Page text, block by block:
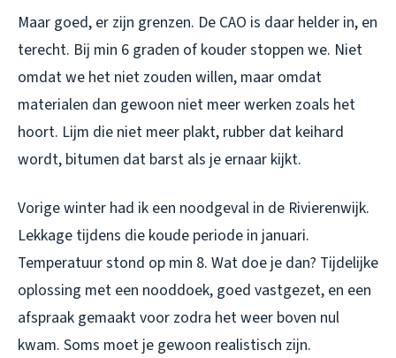
Maar goed, er zijn grenzen. De CAO is daar helder in, en
terecht. Bij min 6 graden of kouder stoppen we. Niet
omdat we het niet zouden willen, maar omdat
materialen dan gewoon niet meer werken zoals het
hoort. Lijm die niet meer plakt, rubber dat keihard
wordt, bitumen dat barst als je ernaar kijkt.
Vorige winter had ik een noodgeval in de Rivierenwijk.
Lekkage tijdens die koude periode in januari.
Temperatuur stond op min 8. Wat doe je dan? Tijdelijke
oplossing met een nooddoek, goed vastgezet, en een
afspraak gemaakt voor zodra het weer boven nul
kwam. Soms moet je gewoon realistisch zijn.